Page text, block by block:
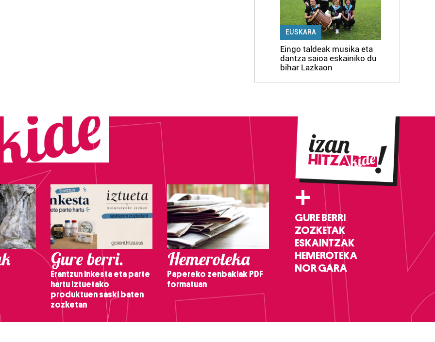
EUSKARA
Eingo taldeak musika eta
dantza saioa eskainiko du
bihar Lazkaon
Gure berri.
Erantzun inkesta eta parte
hartu Iztuetako
produktuen saski baten
zozketan
Hemeroteka
Papereko zenbakiak PDF
formatuan
+
GURE BERRI
ZOZKETAK
ESKAINTZAK
HEMEROTEKA
NOR GARA